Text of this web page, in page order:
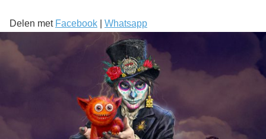
Delen met Facebook Whatsapp